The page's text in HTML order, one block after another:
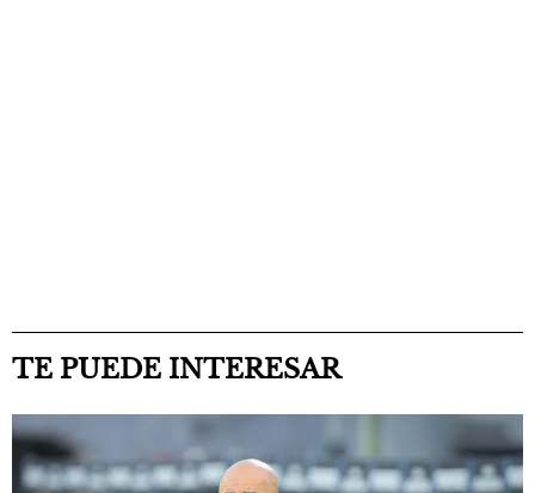
TE PUEDE INTERESAR